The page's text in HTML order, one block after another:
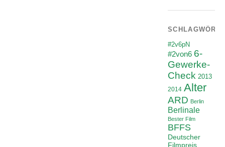
#2v6pN
#2von6 6-
Gewerke-
Check 2013
2014 Alter
ARD Berlin
Berlinale
Bester Film
BFFS
Deutscher
Filmpreis